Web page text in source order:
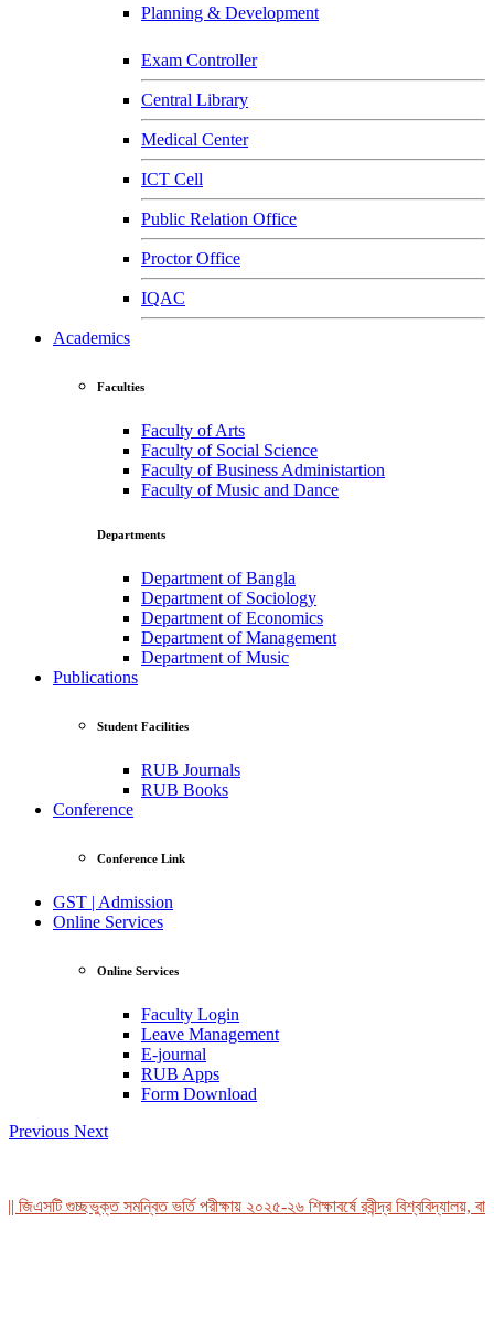
Planning & Development
Exam Controller
Central Library
Medical Center
ICT Cell
Public Relation Office
Proctor Office
IQAC
Academics
Faculties
Faculty of Arts
Faculty of Social Science
Faculty of Business Administartion
Faculty of Music and Dance
Departments
Department of Bangla
Department of Sociology
Department of Economics
Department of Management
Department of Music
Publications
Student Facilities
RUB Journals
RUB Books
Conference
Conference Link
GST | Admission
Online Services
Online Services
Faculty Login
Leave Management
E-journal
RUB Apps
Form Download
Previous Next
গুচ্ছভুক্ত সমন্বিত ভর্তি পরীক্ষায় ২০২৫-২৬ শিক্ষাবর্ষে রবীন্দ্র বিশ্ববিদ্যালয়,